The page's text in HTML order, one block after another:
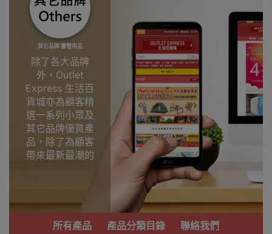
其它品牌 露營用品
除了各大品牌
外，Outlet
Express 生活百
貨城亦為顧客精
選一系列小眾及
其它品牌優質產
品，除了為顧客
帶來最新最潮的
產品外，亦包括
功能齊備的產
品。
所有產品 產品分類目錄 聯絡我們